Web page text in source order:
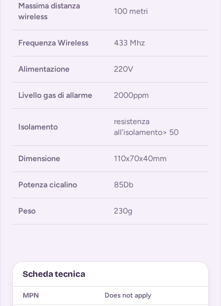
Massima distanza
wireless
100 metri
Frequenza Wireless 433 Mhz
Alimentazione 220V
Livello gas di allarme 2000ppm
Isolamento
resistenza
all’isolamento> 50
Dimensione 110x70x40mm
Potenza cicalino 85Db
Peso 230g
Scheda tecnica
MPN Does not apply